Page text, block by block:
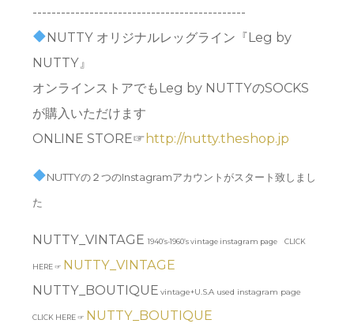
---------------------------------------------
NUTTY オリジナルレッグライン『Leg by
NUTTY』
オンラインストアでもLeg by NUTTYのSOCKS
が購入いただけます
ONLINE STORE☞http://nutty.theshop.jp
NUTTYの２つのInstagramアカウントがスタート致しまし
た
NUTTY_VINTAGE 1940’s-1960’s vintage instagram page CLICK
HERE ☞ NUTTY_VINTAGE
NUTTY_BOUTIQUE vintage+U.S.A used instagram page
CLICK HERE ☞ NUTTY_BOUTIQUE